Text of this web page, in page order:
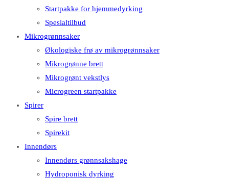
Startpakke for hjemmedyrking
Spesialtilbud
Mikrogrønnsaker
Økologiske frø av mikrogrønnsaker
Mikrogrønne brett
Mikrogrønt vekstlys
Microgreen startpakke
Spirer
Spire brett
Spirekit
Innendørs
Innendørs grønnsakshage
Hydroponisk dyrking